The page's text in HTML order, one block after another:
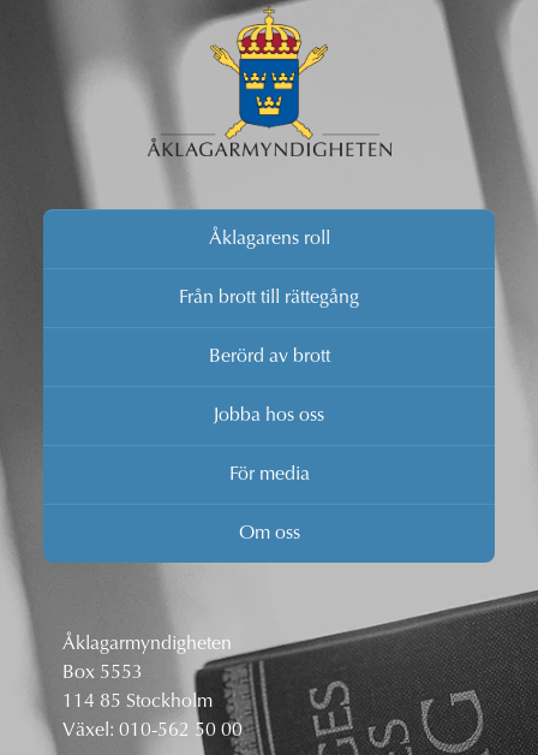
Åklagarens roll
Från brott till rättegång
Berörd av brott
Jobba hos oss
För media
Om oss
Åklagarmyndigheten
Box 5553
114 85 Stockholm
Växel: 010-562 50 00